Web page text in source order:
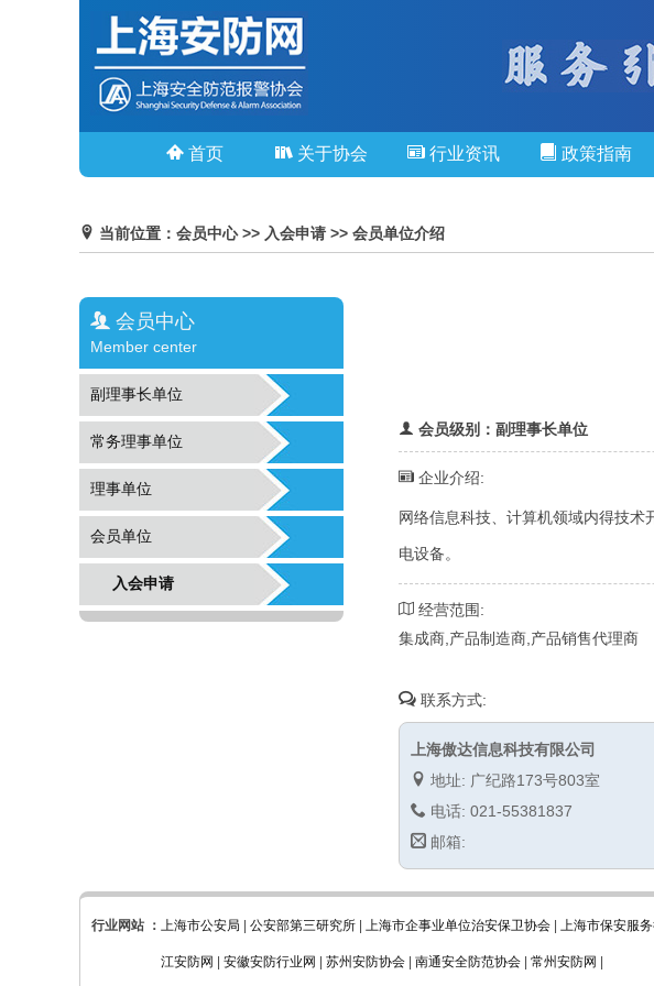
首页 关于协会 行业资讯 政策指南
当前位置：会员中心 >> 入会申请 >> 会员单位介绍
会员中心
Member center
副理事长单位
常务理事单位
理事单位
会员单位
入会申请
会员级别：副理事长单位
企业介绍:
网络信息科技、计算机领域内得技
电设备。
经营范围:
集成商,产品制造商,产品销售代理商
联系方式:
上海傲达信息科技有限公司
地址: 广纪路173号803室
电话: 021-55381837
邮箱:
行业网站 ： 上海市公安局 公安部第三研究所 上海市企事业单位治安保卫协会 上海市保安服
江安防网 安徽安防行业网 苏州安防协会 南通安全防范协会 常州安防网